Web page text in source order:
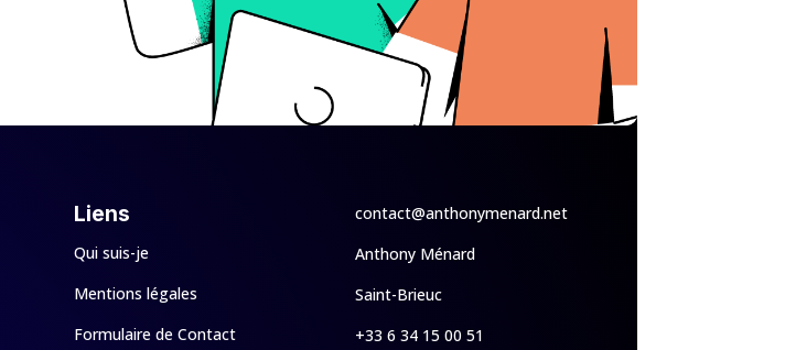
Liens
Qui suis-je
Mentions légales
Formulaire de Contact
contact@anthonymenard.net
Anthony Ménard
Saint-Brieuc
+33 6 34 15 00 51